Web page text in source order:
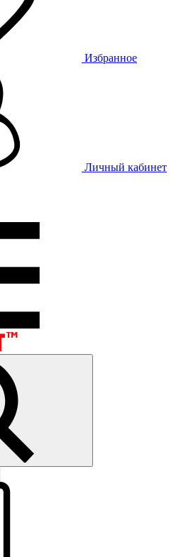
Избранное
Личный кабинет